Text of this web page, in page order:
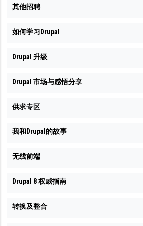
其他招聘
如何学习Drupal
Drupal 升级
Drupal 市场与感悟分享
供求专区
我和Drupal的故事
无线前端
Drupal 8 权威指南
转换及整合